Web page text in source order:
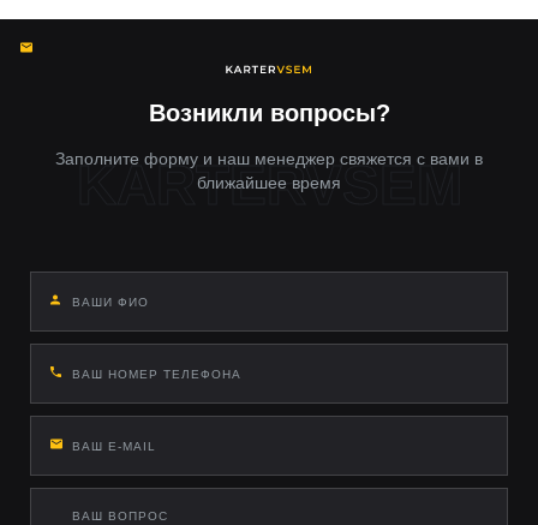
используют оригинальные крепления, герметизируют
Возникли вопросы?
Заполните форму и наш менеджер свяжется с вами в
ближайшее время